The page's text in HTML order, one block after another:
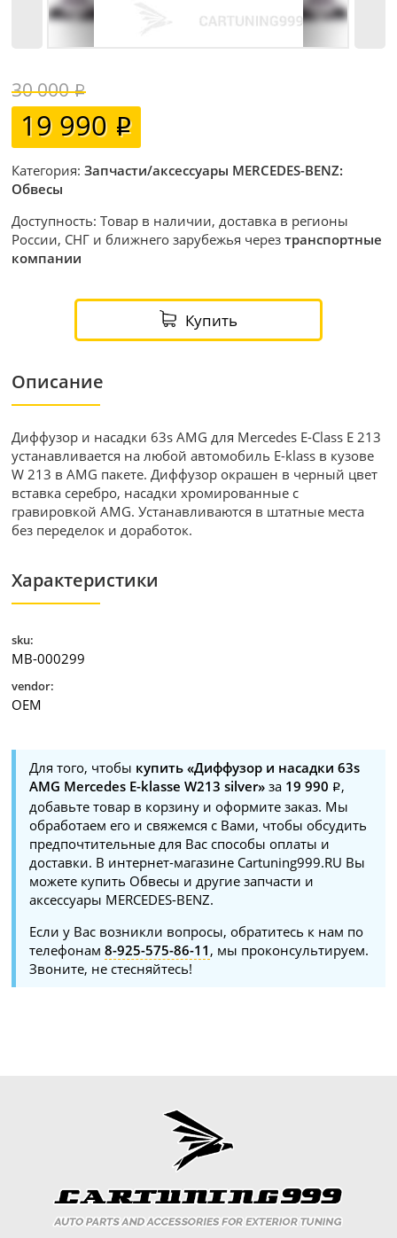
30 000
19 990
Категория:Запчасти/аксессуары MERCEDES-BENZ:
Обвесы
Доступность: Товар в наличии, доставка в регионы
России, СНГ и ближнего зарубежья черезтранспортные
компании
Купить
Описание
Диффузор и насадки 63s AMG для Mercedes E-Class E 213
устанавливается на любой автомобиль E-klass в кузове
W 213 в AMG пакете. Диффузор окрашен в черный цвет
вставка серебро, насадки хромированные с
гравировкой AMG. Устанавливаются в штатные места
без переделок и доработок.
Характеристики
sku:
MB-000299
vendor:
OEM
Для того, чтобы купить «Диффузор и насадки 63s
AMG Mercedes E-klasse W213 silver» за 19 990
,
добавьте товар в корзину и оформите заказ. Мы
обработаем его и свяжемся с Вами, чтобы обсудить
предпочтительные для Вас способы оплаты и
доставки. В интернет-магазине Cartuning999.RU Вы
можете купить Обвесы и другие запчасти и
аксессуары MERCEDES-BENZ.
Если у Вас возникли вопросы, обратитесь к нам по
телефонам8-925-575-86-11 , мы проконсультируем.
Звоните, не стесняйтесь!